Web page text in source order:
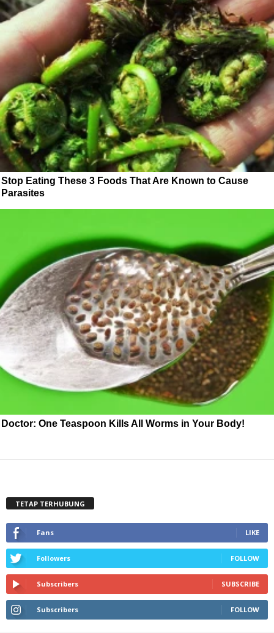
Stop Eating These 3 Foods That Are Known to Cause
Parasites
Doctor: One Teaspoon Kills All Worms in Your Body!
TETAP TERHUBUNG
Fans LIKE
Followers FOLLOW
Subscribers SUBSCRIBE
Subscribers FOLLOW